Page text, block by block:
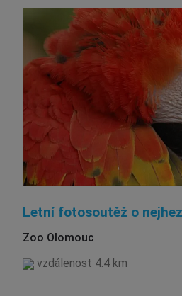
Letní fotosoutěž o
Zoo Olomouc
vzdálenost 4.4 km